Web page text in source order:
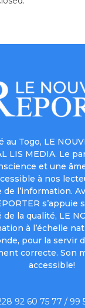
au Togo, LE
LIS MEDIA. Le
et une
à nos
de l’information.
s’appuie
la qualité, LE
à l’échelle
pour la servir
correcte. Son
accessible!
92 60 75 77 / 99